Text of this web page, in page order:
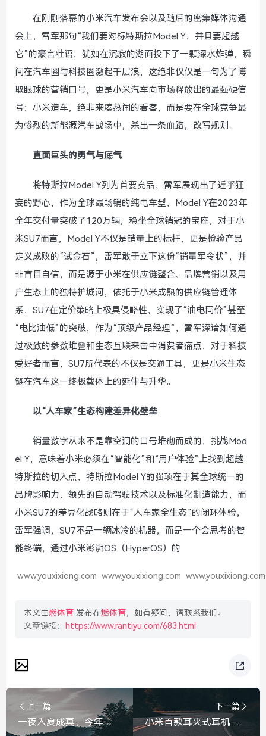
在刚刚落幕的小米汽车发布会以及随后的密集媒体沟通
会上，雷军那句“我们要对标特斯拉Model Y，并且要超越
它”的豪言壮语，犹如在沉寂的湖面投下了一颗深水炸弹，瞬
间在汽车圈与科技圈激起千层浪，这绝非仅仅是一句为了博
取眼球的营销口号，更是小米汽车向市场释放出的最强硬信
号：小米造车，绝非来凑热闹的看客，而是要在全球竞争最
为惨烈的新能源汽车战场中，杀出一条血路，改写规则。
直面巨头的勇气与底气
将特斯拉Model Y列为首要竞品，雷军展现出了近乎狂
妄的野心，作为全球最畅销的纯电车型，Model Y在2023年
全年交付量突破了120万辆，稳坐全球销冠的宝座，对于小
米SU7而言，Model Y不仅是销量上的标杆，更是检验产品
定义成败的“试金石”，雷军敢于立下这份“销量军令状”，并
非盲目自信，而是源于小米在供应链整合、品牌营销以及用
户生态上的独特护城河，依托于小米成熟的供应链管理体
系，SU7在定价策略上极具侵略性，实现了“油电同价”甚至
“电比油低”的突破，作为“顶级产品经理”，雷军深谙如何通
过极致的参数堆叠和生态互联来击中消费者痛点，对于科技
爱好者而言，SU7所代表的不仅是交通工具，更是小米生态
链在汽车这一终极载体上的延伸与升华。
以“人车家”生态构建差异化壁垒
销量数字从来不是靠空洞的口号堆砌而成的，挑战Mod
el Y，意味着小米必须在“智能化”和“用户体验”上找到超越
特斯拉的切入点，特斯拉Model Y的强项在于其全球统一的
品牌影响力、领先的自动驾驶技术以及标准化制造能力，而
小米SU7的差异化战略则在于“人车家全生态”的闭环体验，
雷军强调，SU7不是一辆冰冷的机器，而是一个会思考的智
能终端，通过小米澎湃OS（HyperOS）的
www.youxixiong.com www.youxixiong.com www.youxixiong.com
本文由燃体育 发布在燃体育，如有疑问，请联系我们。
文章链接：
https://www.rantiyu.com/683.html
上一篇
一夜入夏成真，今年暴雨为何来得这么早又这么猛？
下一篇
小米首款耳夹式耳机来了！首销价799元，能否凭实力夹住市场？